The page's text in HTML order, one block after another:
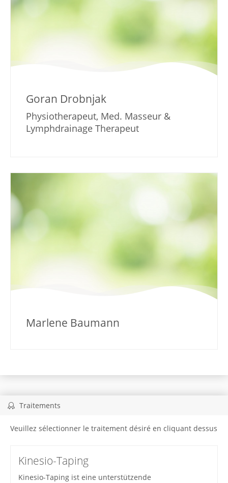
Goran Drobnjak
Physiotherapeut, Med. Masseur &
Lymphdrainage Therapeut
Marlene Baumann
Traitements
Veuillez sélectionner le traitement désiré en cliquant dessus
Kinesio-Taping
Kinesio-Taping ist eine unterstützende